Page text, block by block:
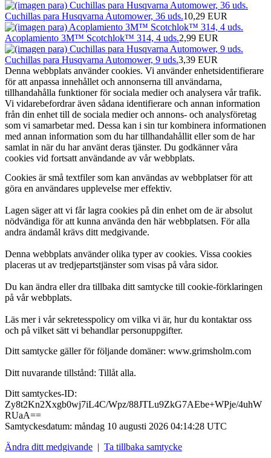
Cuchillas para Husqvarna Automower, 36 uds.10,29 EUR
Acoplamiento 3M™ Scotchlok™ 314, 4 uds.2,99 EUR
Cuchillas para Husqvarna Automower, 9 uds.3,39 EUR
Denna webbplats använder cookies. Vi använder enhetsidentifierare
för att anpassa innehållet och annonserna till användarna,
tillhandahålla funktioner för sociala medier och analysera vår trafik.
Vi vidarebefordrar även sådana identifierare och annan information
från din enhet till de sociala medier och annons- och analysföretag
som vi samarbetar med. Dessa kan i sin tur kombinera informationen
med annan information som du har tillhandahållit eller som de har
samlat in när du har använt deras tjänster. Du godkänner våra
cookies vid fortsatt användande av vår webbplats.
Cookies är små textfiler som kan användas av webbplatser för att
göra en användares upplevelse mer effektiv.
Lagen säger att vi får lagra cookies på din enhet om de är absolut
nödvändiga för att kunna använda den här webbplatsen. För alla
andra ändamål krävs ditt medgivande.
Denna webbplats använder olika typer av cookies. Vissa cookies
placeras ut av tredjepartstjänster som visas på våra sidor.
Du kan ändra eller dra tillbaka ditt samtycke till cookie-förklaringen
på vår webbplats.
Läs mer i vår sekretesspolicy om vilka vi är, hur du kontaktar oss
och på vilket sätt vi behandlar personuppgifter.
Ditt samtycke gäller för följande domäner: www.grimsholm.com
Ditt nuvarande tillstånd: Tillåt alla.
Ditt samtyckes-ID:
Zy8t2Kn2Xxgb0wj7iL4C/Wpz/88JTLu9ZkG7AEbe+WPje/4uhW
RUaA==
Samtyckesdatum: måndag 10 augusti 2026 04:14:28 UTC
Ändra ditt medgivande | Ta tillbaka samtycke